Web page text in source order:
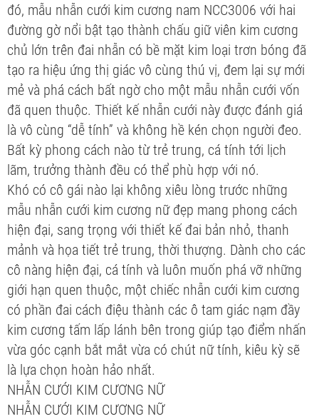
đó, mẫu nhẫn cưới kim cương nam NCC3006 với hai
đường gờ nổi bật tạo thành chấu giữ viên kim cương
chủ lớn trên đai nhẫn có bề mặt kim loại trơn bóng đã
tạo ra hiệu ứng thị giác vô cùng thú vị, đem lại sự mới
mẻ và phá cách bất ngờ cho một mẫu nhẫn cưới vốn
đã quen thuộc. Thiết kế nhẫn cưới này được đánh giá
là vô cùng “dễ tính” và không hề kén chọn người đeo.
Bất kỳ phong cách nào từ trẻ trung, cá tính tới lịch
lãm, trưởng thành đều có thể phù hợp với nó.
Khó có cô gái nào lại không xiêu lòng trước những
mẫu nhẫn cưới kim cương nữ đẹp mang phong cách
hiện đại, sang trọng với thiết kế đai bản nhỏ, thanh
mảnh và họa tiết trẻ trung, thời thượng. Dành cho các
cô nàng hiện đại, cá tính và luôn muốn phá vỡ những
giới hạn quen thuộc, một chiếc nhẫn cưới kim cương
có phần đai cách điệu thành các ô tam giác nạm đầy
kim cương tấm lấp lánh bên trong giúp tạo điểm nhấn
vừa góc cạnh bắt mắt vừa có chút nữ tính, kiêu kỳ sẽ
là lựa chọn hoàn hảo nhất.
NHẪN CƯỚI KIM CƯƠNG NỮ
NHẪN CƯỚI KIM CƯƠNG NỮ